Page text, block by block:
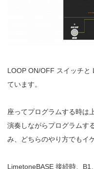
LOOP ON/OFF スイッチと
ています。
座ってプログラムする時は
演奏しながらプログラムす
み、どちらのやり方でもイ
LimetoneBASE 接続時、